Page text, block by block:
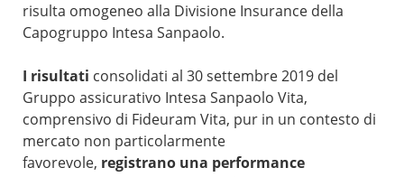
risulta omogeneo alla Divisione Insurance della
Capogruppo Intesa Sanpaolo.
I risultati consolidati al 30 settembre 2019 del
Gruppo assicurativo Intesa Sanpaolo Vita,
comprensivo di Fideuram Vita, pur in un contesto di
mercato non particolarmente
favorevole, registrano una performance